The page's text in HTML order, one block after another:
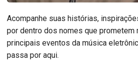
Acompanhe suas histórias,
por dentro dos nomes que prometem
principais eventos da música
passa por aqui.